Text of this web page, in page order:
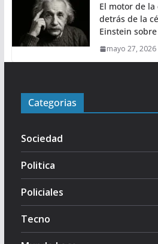
El motor de la
detrás de la
Einstein
mayo 27, 2026
Categorias
Sociedad
Politica
Policiales
Tecno